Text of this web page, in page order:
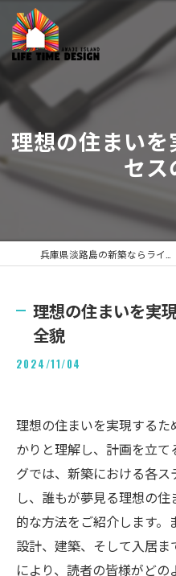
理想の住まい
セス
理想の住まいを実
全貌
2024/11/04
理想の住まいを実現する
かりと理解し、計画を立
グでは、新築における各
し、誰もが夢見る理想の
的な方法をご紹介します。
設計、建築、そして入居
により、読者の皆様がど